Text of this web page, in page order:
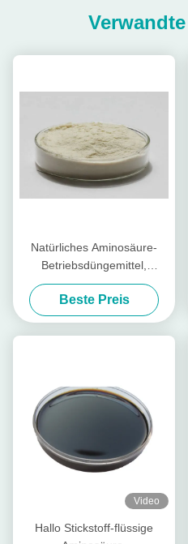
Natürliches Aminosäure-
Betriebsdüngemittel,
Molybdän-Düngemittel
organisch
Beste Preis
Video
Hallo Stickstoff-flüssige